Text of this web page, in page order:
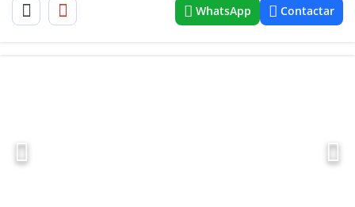
WhatsApp Contactar